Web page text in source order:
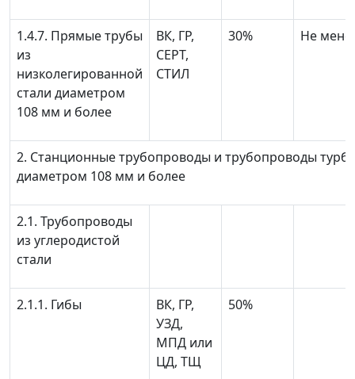
1.4.7. Прямые трубы
из
низколегированной
стали диаметром
108 мм и более
ВК, ГР,
СЕРТ,
СТИЛ
30% Не
2. Станционные трубопроводы и трубопроводы
диаметром 108 мм и более
2.1. Трубопроводы
из углеродистой
стали
2.1.1. Гибы
ВК, ГР,
УЗД,
МПД или
ЦД, ТЩ
50%